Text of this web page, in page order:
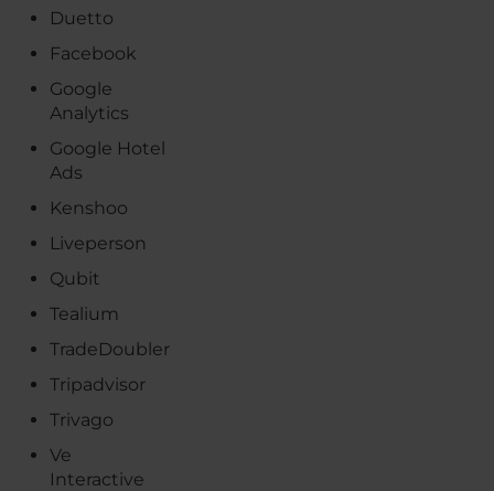
Duetto
Facebook
Google
Analytics
Google Hotel
Ads
Kenshoo
Liveperson
Qubit
Tealium
TradeDoubler
Tripadvisor
Trivago
Ve
Interactive